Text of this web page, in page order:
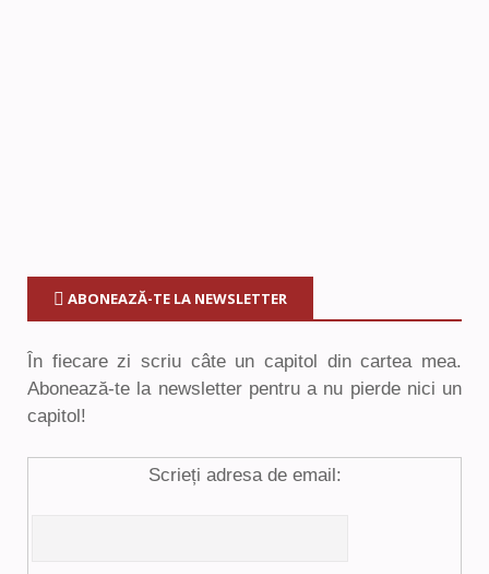
ABONEAZĂ-TE LA NEWSLETTER
În fiecare zi scriu câte un capitol din cartea mea.
Abonează-te la newsletter pentru a nu pierde nici un
capitol!
Scrieți adresa de email: